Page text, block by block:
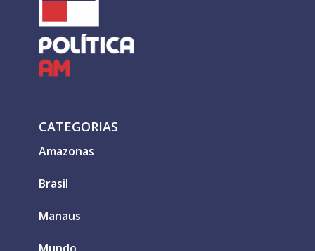
CATEGORIAS
Amazonas
Brasil
Manaus